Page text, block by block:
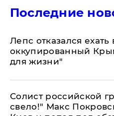
Последние
Лепс отказался ехать
оккупированный
для жизни"
Солист российской
свело!" Макс